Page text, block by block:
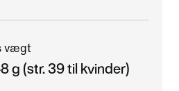
vægt
g (str. 39 til kvinder)